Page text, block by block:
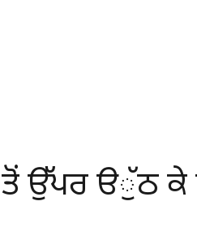
ਤੋਂ ਉੱਪਰ ੳੁੱਠ ਕੇ